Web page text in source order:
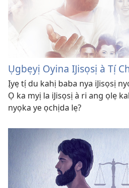
Ụgbẹyị Oyina IJisọsị à Tị́
Ịyẹ tị́ du kahị baba nya iJisọsị
Ọ ka myị la iJisọsị à ri ang ọlẹ
nyọka ye ọchịda lẹ?